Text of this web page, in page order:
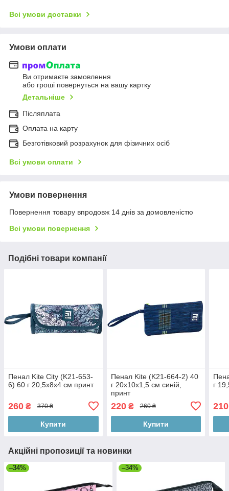
Всі умови доставки
Умови оплати
Ви отримаєте замовлення
або гроші повернуться на вашу картку
Детальніше
Післяплата
Оплата на карту
Безготівковий розрахунок для фізичних осіб
Всі умови оплати
Умови повернення
Повернення товару впродовж 14 днів за домовленістю
Всі умови повернення
Подібні товари компанії
Пенал Kite City (K21-653-
6) 60 г 20,5x8x4 см принт
260 ₴ 370 ₴
Купити
Пенал Kite (K21-664-2) 40
г 20x10x1,5 см синій,
принт
220₴ 260 ₴
Купити
г
210
Акційні пропозиції та новинки
–34% –34%